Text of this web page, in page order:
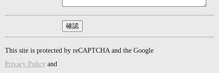
This site is protected by reCAPTCHA and the Google
Privacy Policy and